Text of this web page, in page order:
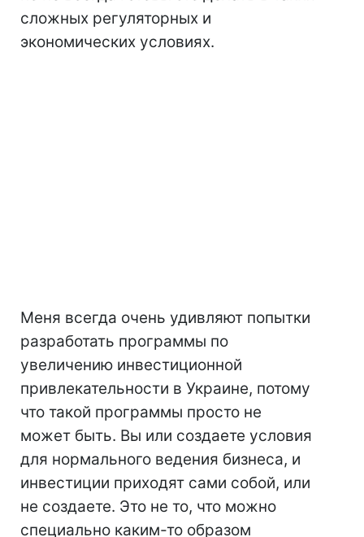
сложных регуляторных и
экономических условиях.
Меня всегда очень удивляют попытки
разработать программы по
увеличению инвестиционной
привлекательности в Украине, потому
что такой программы просто не
может быть. Вы или создаете условия
для нормального ведения бизнеса, и
инвестиции приходят сами собой, или
не создаете. Это не то, что можно
специально каким-то образом